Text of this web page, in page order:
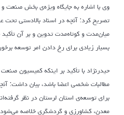
وی با اشاره به جایگاه ویژه‌ی بخش صنعت
تصریح کرد: آنچه در اسناد بالادستی تحت
میان‌مدت و کوتاه‌مدت تدوین و بر آن
بسیار زیادی برای رخ دادن امر توسعه
حیدرنژاد با تأکید بر اینکه کمیسیون
مطالبات شخصی اعضا باشد، بیان داشت:
برای توسعه‌ی استان لرستان در نظر
معدن، کشاورزی و گردشگری خلاصه